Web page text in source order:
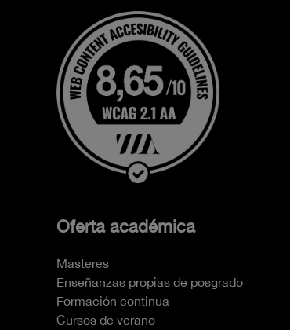
Oferta académica
Másteres
Enseñanzas propias de posgrado
Formación continua
Cursos de verano